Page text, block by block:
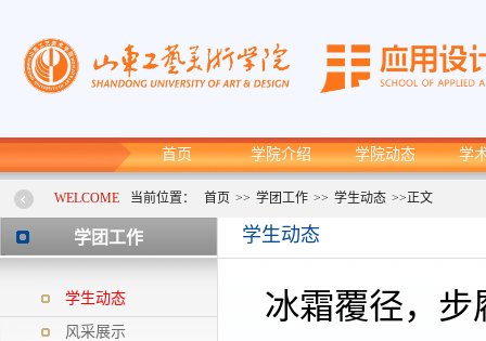
首页 学院介绍 学院动态 学
WELCOME 当前位置： 首页 >> 学团工作 >> 学生动态 >>正文
学团工作
学生动态
风采展示
学生动态
冰霜覆径，